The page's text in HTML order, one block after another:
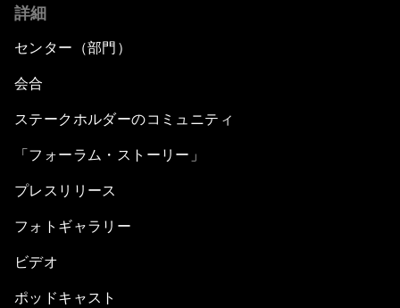
詳細
センター（部門）
会合
ステークホルダーのコミュニティ
「フォーラム・ストーリー」
プレスリリース
フォトギャラリー
ビデオ
ポッドキャスト